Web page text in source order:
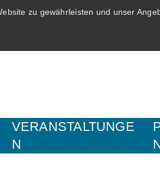
zu gewährleisten und unser
VERANSTALTUNGE
N